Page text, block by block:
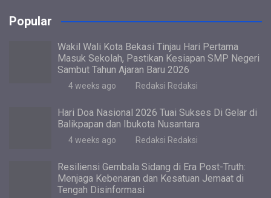
o
A
p
p
a
m
n
Popular
Wakil Wali Kota Bekasi Tinjau Hari Pertama
Masuk Sekolah, Pastikan Kesiapan SMP Negeri
Sambut Tahun Ajaran Baru 2026
4 weeks ago Redaksi Redaksi
Hari Doa Nasional 2026 Tuai Sukses Di Gelar di
Balikpapan dan Ibukota Nusantara
4 weeks ago Redaksi Redaksi
Resiliensi Gembala Sidang di Era Post-Truth:
Menjaga Kebenaran dan Kesatuan Jemaat di
Tengah Disinformasi